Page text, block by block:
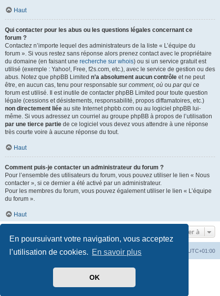
En poursuivant votre navigation, vous acceptez
l’utilisation de cookies. En savoir plus
OK
Haut
Qui contacter pour les abus ou les questions légales concernant ce
forum ?
Contactez n’importe lequel des administrateurs de la liste « L’équipe du
forum ». Si vous restez sans réponse alors prenez contact avec le propriétaire
du domaine (en faisant une recherche sur whois) ou si un service gratuit est
utilisé (exemple : Yahoo!, Free, f2s.com, etc.), avec le service de gestion ou des
abus. Notez que phpBB Limited n’a absolument aucun contrôle et ne peut
être, en aucun cas, tenu pour responsable sur comment, où ou par qui ce
forum est utilisé. Il est inutile de contacter phpBB Limited pour toute question
légale (cessions et désistements, responsabilité, propos diffamatoires, etc.)
non directement liée au site Internet phpbb.com ou au logiciel phpBB lui-
même. Si vous adressez un courriel au groupe phpBB à propos de l’utilisation
par une tierce partie de ce logiciel vous devez vous attendre à une réponse
très courte voire à aucune réponse du tout.
Haut
Comment puis-je contacter un administrateur du forum ?
Pour l’ensemble des utilisateurs du forum, vous pouvez utiliser le lien « Nous
contacter », si ce dernier a été activé par un administrateur.
Pour les membres du forum, vous pouvez également utiliser le lien « L’équipe
du forum ».
Haut
Aller à
Index du forum UTC+01:00
Développé parphpBB® Forum Software © phpBB Limited
Traduit par
Side-car club Français